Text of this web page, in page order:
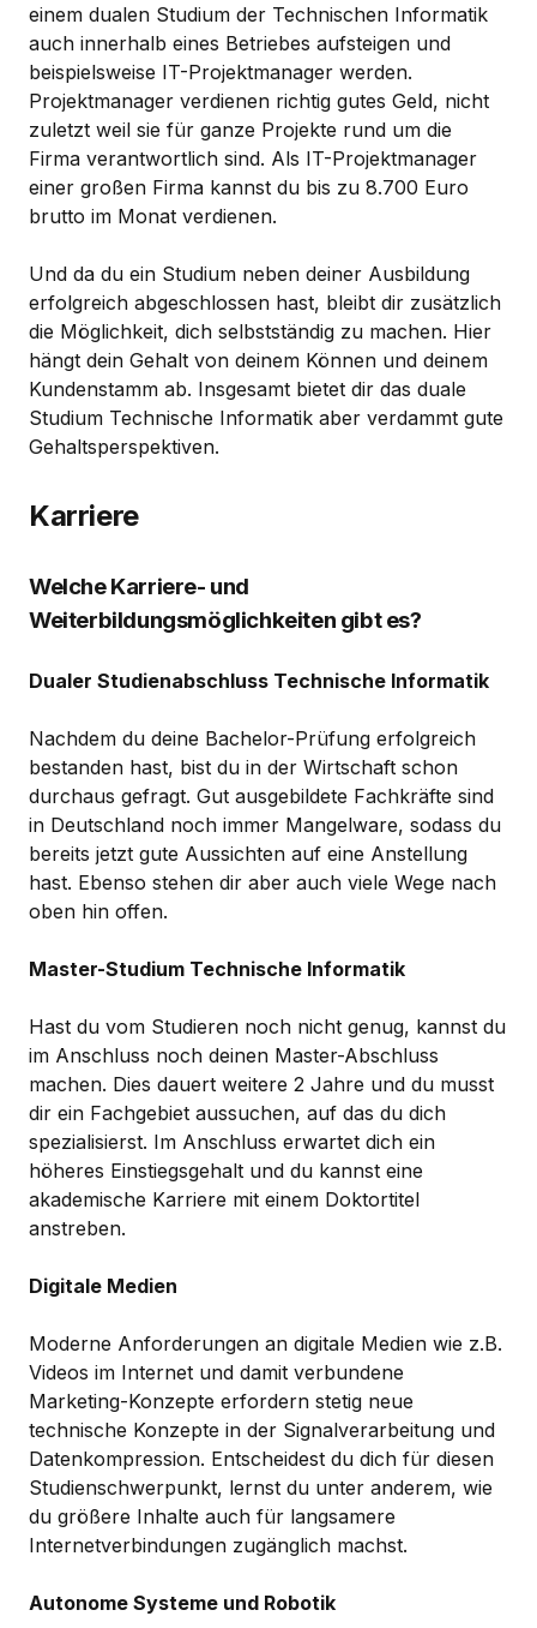
einem dualen Studium der Technischen Informatik
auch innerhalb eines Betriebes aufsteigen und
beispielsweise IT-Projektmanager werden.
Projektmanager verdienen richtig gutes Geld, nicht
zuletzt weil sie für ganze Projekte rund um die
Firma verantwortlich sind. Als IT-Projektmanager
einer großen Firma kannst du bis zu 8.700 Euro
brutto im Monat verdienen.
Und da du ein Studium neben deiner Ausbildung
erfolgreich abgeschlossen hast, bleibt dir zusätzlich
die Möglichkeit, dich selbstständig zu machen. Hier
hängt dein Gehalt von deinem Können und deinem
Kundenstamm ab. Insgesamt bietet dir das duale
Studium Technische Informatik aber verdammt gute
Gehaltsperspektiven.
Karriere
Welche Karriere- und
Weiterbildungsmöglichkeiten gibt es?
Dualer Studienabschluss Technische Informatik
Nachdem du deine Bachelor-Prüfung erfolgreich
bestanden hast, bist du in der Wirtschaft schon
durchaus gefragt. Gut ausgebildete Fachkräfte sind
in Deutschland noch immer Mangelware, sodass du
bereits jetzt gute Aussichten auf eine Anstellung
hast. Ebenso stehen dir aber auch viele Wege nach
oben hin offen.
Master-Studium Technische Informatik
Hast du vom Studieren noch nicht genug, kannst du
im Anschluss noch deinen Master-Abschluss
machen. Dies dauert weitere 2 Jahre und du musst
dir ein Fachgebiet aussuchen, auf das du dich
spezialisierst. Im Anschluss erwartet dich ein
höheres Einstiegsgehalt und du kannst eine
akademische Karriere mit einem Doktortitel
anstreben.
Digitale Medien
Moderne Anforderungen an digitale Medien wie z.B.
Videos im Internet und damit verbundene
Marketing-Konzepte erfordern stetig neue
technische Konzepte in der Signalverarbeitung und
Datenkompression. Entscheidest du dich für diesen
Studienschwerpunkt, lernst du unter anderem, wie
du größere Inhalte auch für langsamere
Internetverbindungen zugänglich machst.
Autonome Systeme und Robotik